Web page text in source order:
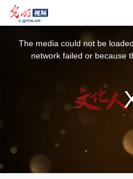
The media could not be
network failed or because